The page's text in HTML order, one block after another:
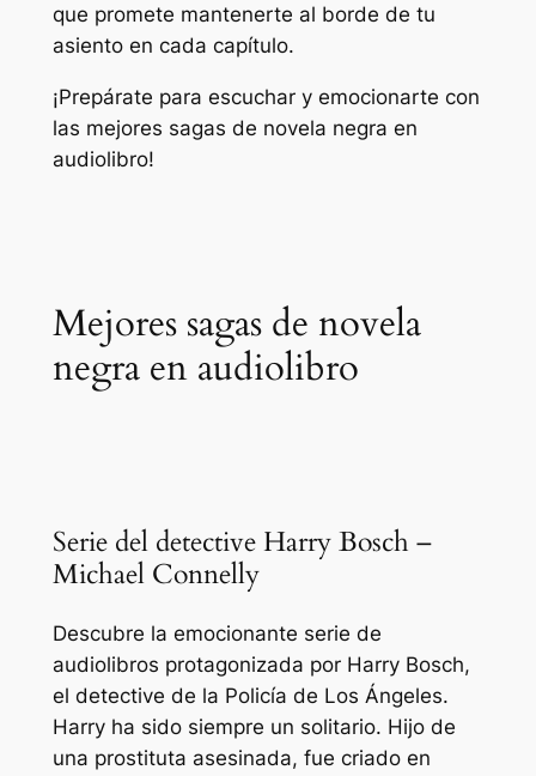
que promete mantenerte al borde de tu
asiento en cada capítulo.
¡Prepárate para escuchar y emocionarte con
las mejores sagas de novela negra en
audiolibro!
Mejores sagas de novela
negra en audiolibro
Serie del detective Harry Bosch –
Michael Connelly
Descubre la emocionante serie de
audiolibros protagonizada por Harry Bosch,
el detective de la Policía de Los Ángeles.
Harry ha sido siempre un solitario. Hijo de
una prostituta asesinada, fue criado en